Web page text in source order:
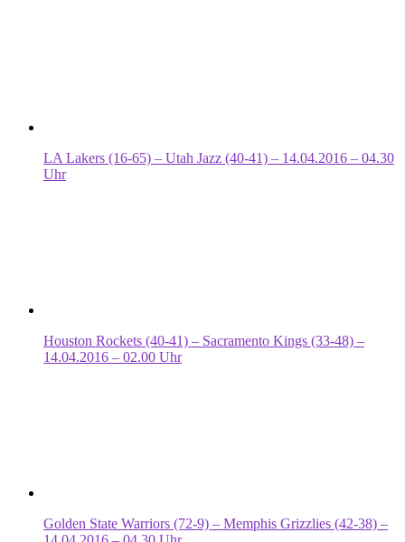
LA Lakers (16-65) – Utah Jazz (40-41) – 14.04.2016 – 04.30
Uhr
Houston Rockets (40-41) – Sacramento Kings (33-48) –
14.04.2016 – 02.00 Uhr
Golden State Warriors (72-9) – Memphis Grizzlies (42-38) –